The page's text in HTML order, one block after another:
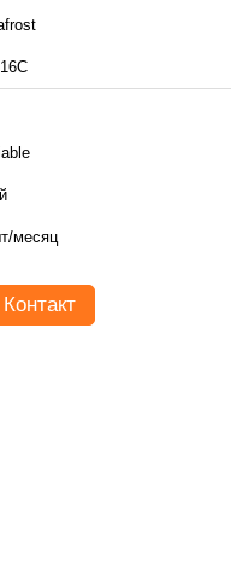
месяц
Контакт